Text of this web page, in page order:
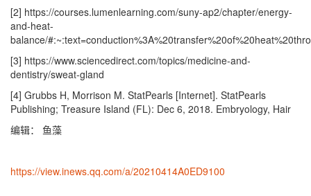
[2] https://courses.lumenlearning.com/suny-ap2/chapter/energy-
and-heat-
balance/
[3] https://www.sciencedirect.com/topics/medicine-and-
dentistry/sweat-gland
[4] Grubbs H, Morrison M. StatPearls [Internet]. StatPearls
Publishing; Treasure Island (FL): Dec 6, 2018. Embryology, Hair
编辑： 鱼藻
https://view.inews.qq.com/a/20210414A0ED9100